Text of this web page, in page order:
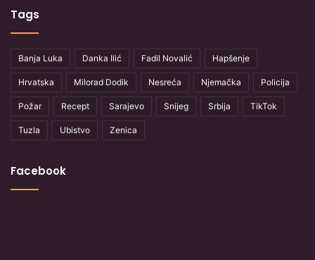
Tags
Banja Luka Danka Ilić Fadil Novalić Hapšenje
Hrvatska Milorad Dodik Nesreća Njemačka Policija
Požar Recept Sarajevo Snijeg Srbija TikTok
Tuzla Ubistvo Zenica
Facebook